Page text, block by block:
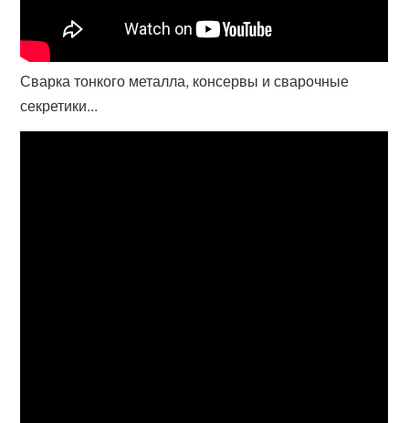
Сварка тонкого металла, консервы и сварочные
секретики...